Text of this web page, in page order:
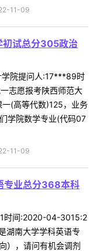
11-09
初试总分305政治
学院提问人:17***89时
志愿报考陕西师范大
(高等代数)125，业务
学院数学专业(代码07
11-09
专业总分368本科
时间:2020-04-3015:2
湖南大学学科英语专
），请问有机会调剂